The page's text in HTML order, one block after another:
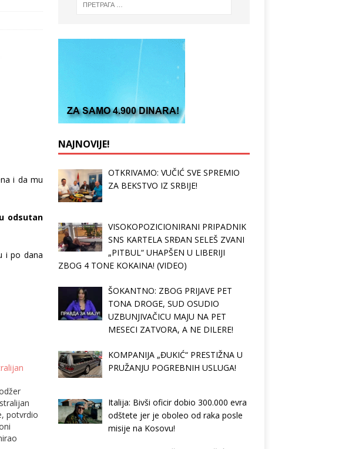
i da mu
odsutan
i po dana
potvrdio
NAJNOVIJE!
OTKRIVAMO: VUČIĆ SVE SPREMIO
ZA BEKSTVO IZ SRBIJE!
VISOKOPOZICIONIRANI PRIPADNIK
SNS KARTELA SRĐAN SELEŠ ZVANI
„PITBUL“ UHAPŠEN U LIBERIJI
ZBOG 4 TONE KOKAINA! (VIDEO)
ŠOKANTNO: ZBOG PRIJAVE PET
TONA DROGE, SUD OSUDIO
UZBUNJIVAČICU MAJU NA PET
MESECI ZATVORA, A NE DILERE!
KOMPANIJA „ĐUKIĆ“ PRESTIŽNA U
PRUŽANJU POGREBNIH USLUGA!
Italija: Bivši oficir dobio 300.000 evra
odštete jer je oboleo od raka posle
misije na Kosovu!